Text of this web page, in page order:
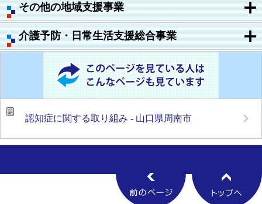
その他の地域支援事業
介護予防・日常生活支援総合事業
認知症に関する取り組み - 山口県周南市